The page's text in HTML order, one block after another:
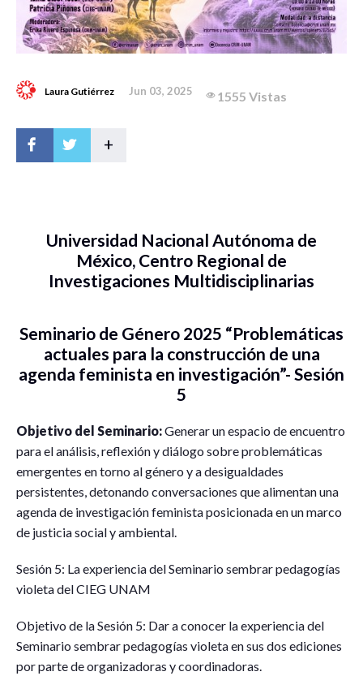
Laura Gutiérrez Jun 03, 2025 1555 Vistas
+
Universidad Nacional Autónoma de
México, Centro Regional de
Investigaciones Multidisciplinarias
Seminario de Género 2025 “Problemáticas
actuales para la construcción de una
agenda feminista en investigación”- Sesión
5
Objetivo del Seminario:Generar un espacio de encuentro
para el análisis, reflexión y diálogo sobre problemáticas
emergentes en torno al género y a desigualdades
persistentes, detonando conversaciones que alimentan una
agenda de investigación feminista posicionada en un marco
de justicia social y ambiental.
Sesión 5: La experiencia del Seminario sembrar pedagogías
violeta del CIEG UNAM
Objetivo de la Sesión 5: Dar a conocer la experiencia del
Seminario sembrar pedagogías violeta en sus dos ediciones
por parte de organizadoras y coordinadoras.